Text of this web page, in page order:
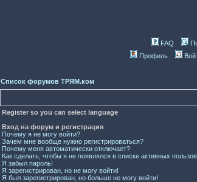
FAQ
Профиль
Список форумов ТРЯМ.ком
Register so you can select language
Вход на форум и регистрация
Почему я не могу войти?
Зачем мне вообще нужно регистрироваться?
Почему меня автоматически отключает?
Как сделать, чтобы я не появлялся в списке активных
Я забыл пароль!
Я зарегистрирован, но не могу войти!
Я был зарегистрирован, но больше не могу войти!